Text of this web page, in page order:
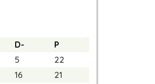
D- P
5
22
16
21